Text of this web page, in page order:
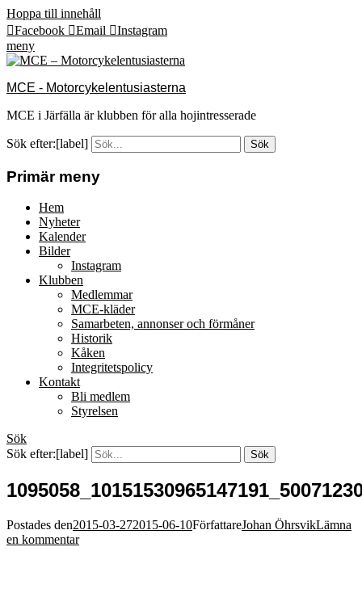
Hoppa till innehåll
Facebook
Email
Instagram
meny
MCE - Motorcykelentusiasterna
MCE i Järfälla är klubben för alla hojintresserade
Sök efter:[label]
Primär meny
Hem
Nyheter
Kalender
Bilder
Instagram
Klubben
Medlemmar
MCE-kläder
Samarbeten, annonser och förmåner
Historik
Kåken
Integritetspolicy
Kontakt
Bli medlem
Styrelsen
Sök
Sök efter:[label]
Postades den2015-03-272015-06-10FörfattareJohan ÖhrsvikLämna
en kommentar